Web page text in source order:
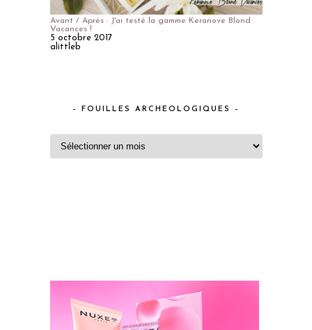
Avant / Après : J'ai testé la gamme Keranove Blond
Vacances !
5 octobre 2017
alittleb
– FOUILLES ARCHEOLOGIQUES –